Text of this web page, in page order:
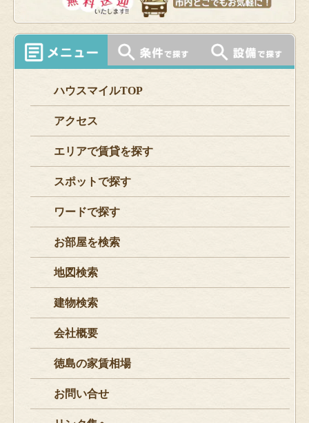
ハウスマイルTOP
アクセス
エリアで賃貸を探す
スポットで探す
ワードで探す
お部屋を検索
地図検索
建物検索
会社概要
徳島の家賃相場
お問い合せ